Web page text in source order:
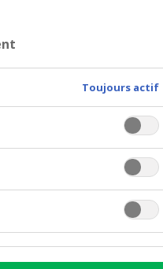
ou des
Toujours actif